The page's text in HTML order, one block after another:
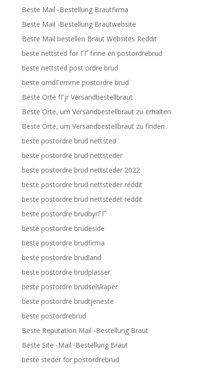
Beste Mail -Bestellung Brautfirma
Beste Mail -Bestellung Brautwebsite
Beste Mail bestellen Braut Websites Reddit
beste nettsted for ГҐ finne en postordrebrud
beste nettsted post ordre brud
beste omdГёmme postordre brud
Beste Orte fГјr Versandbestellbraut
Beste Orte, um Versandbestellbraut zu erhalten
Beste Orte, um Versandbestellbraut zu finden
beste postordre brud nettsted
beste postordre brud nettsteder
beste postordre brud nettsteder 2022
beste postordre brud nettsteder reddit
beste postordre brud nettstedet reddit
beste postordre brudbyrГҐ
beste postordre brudeside
beste postordre brudfirma
beste postordre brudland
beste postordre brudplasser
beste postordre brudselskaper
beste postordre brudtjeneste
beste postordrebrud
Beste Reputation Mail -Bestellung Braut
Beste Site -Mail -Bestellung Braut
beste steder for postordrebrud